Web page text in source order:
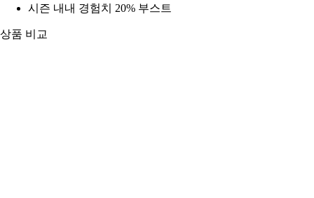
시즌 내내 경험치 20% 부스트
상품 비교